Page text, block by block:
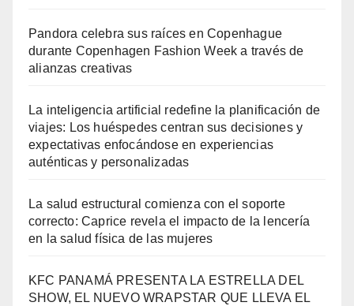
Pandora celebra sus raíces en Copenhague
durante Copenhagen Fashion Week a través de
alianzas creativas
La inteligencia artificial redefine la planificación de
viajes: Los huéspedes centran sus decisiones y
expectativas enfocándose en experiencias
auténticas y personalizadas
La salud estructural comienza con el soporte
correcto: Caprice revela el impacto de la lencería
en la salud física de las mujeres
KFC PANAMÁ PRESENTA LA ESTRELLA DEL
SHOW, EL NUEVO WRAPSTAR QUE LLEVA EL